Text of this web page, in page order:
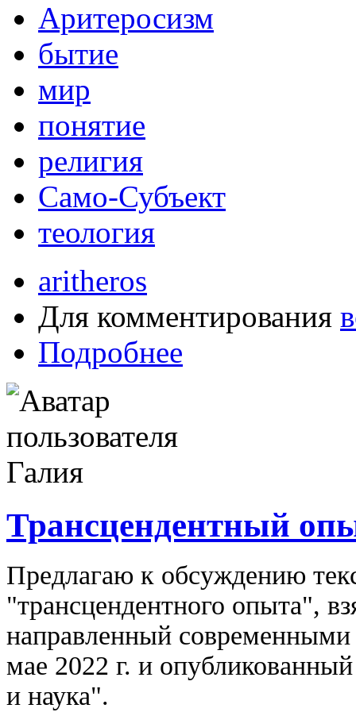
Аритеросизм
бытие
мир
понятие
религия
Само-Субъект
теология
aritheros
Для комментирования
Подробнее
Трансцендентный
Предлагаю к обсуждению
"трансцендентного опыта",
направленный
мае 2022 г. и
и наука".